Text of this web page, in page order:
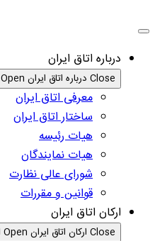
درباره اتاق ایران
Close درباره اتاق ایران Open درباره اتاق ایران
معرفی اتاق ایران
ساختار اتاق ایران
هیات رئیسه
هیات نمایندگان
شورای عالی نظارت
قوانین و مقررات
ارکان اتاق ایران
Close ارکان اتاق ایران Open ارکان اتاق ایران